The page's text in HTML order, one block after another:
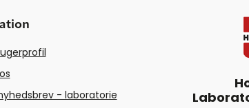
- laboratorie